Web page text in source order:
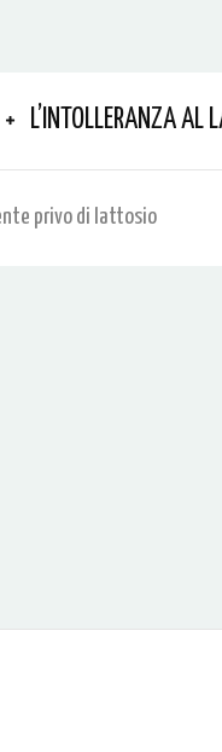
L’INTOLLERANZA AL
privo di lattosio